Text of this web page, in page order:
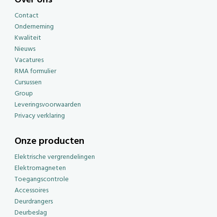
Contact
Onderneming
Kwaliteit
Nieuws
Vacatures
RMA formulier
Cursussen
Group
Leveringsvoorwaarden
Privacy verklaring
Onze producten
Elektrische vergrendelingen
Elektromagneten
Toegangscontrole
Accessoires
Deurdrangers
Deurbeslag